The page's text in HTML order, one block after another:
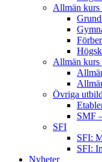
Allmän
Allmän kurs
Övriga
SMF
SFI
SFI:
SFI:
Nyheter